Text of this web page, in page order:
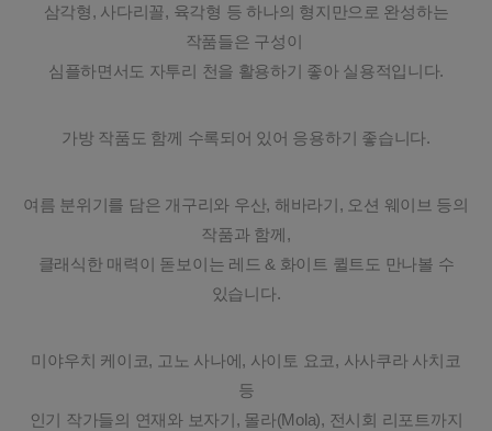
삼각형, 사다리꼴, 육각형 등 하나의 형지만으로 완성하는
작품들은 구성이
심플하면서도 자투리 천을 활용하기 좋아 실용적입니다.
가방 작품도 함께 수록되어 있어 응용하기 좋습니다.
여름 분위기를 담은 개구리와 우산, 해바라기, 오션 웨이브 등의
작품과 함께,
클래식한 매력이 돋보이는 레드 & 화이트 퀼트도 만나볼 수
있습니다.
미야우치 케이코, 고노 사나에, 사이토 요코, 사사쿠라 사치코
등
인기 작가들의 연재와 보자기, 몰라(Mola), 전시회 리포트까지